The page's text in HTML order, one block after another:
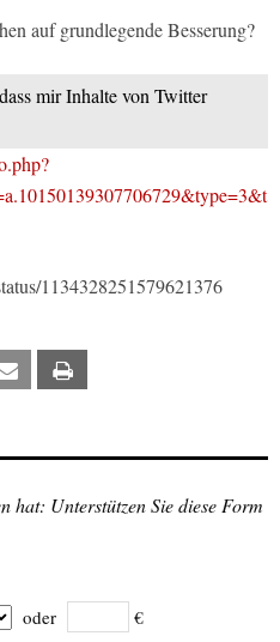
auf grundlegende Besserung?
mir Inhalte von Twitter
1134328251579621376
Email
hat: Unterstützen Sie diese Form
oder €